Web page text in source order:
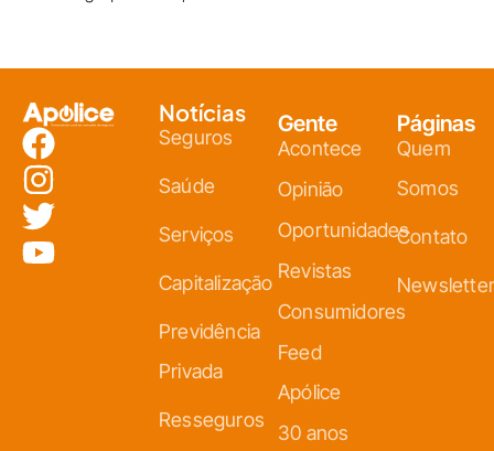
Notícias
Seguros
Saúde
Serviços
Capitalização
Previdência
Privada
Resseguros
Gente
Acontece
Opinião
Oportunidades
Revistas
Consumidores
Feed
Apólice
30 anos
Páginas
Quem
Somos
Contato
Newsletter